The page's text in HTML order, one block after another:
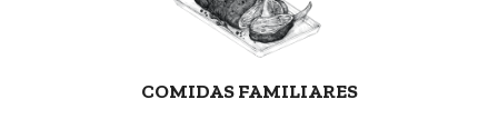
COMIDAS FAMILIARES